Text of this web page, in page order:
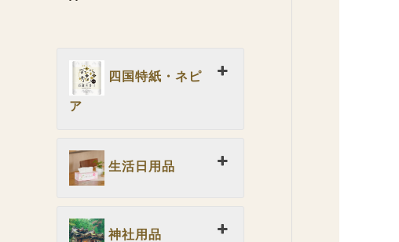
四国特紙・ネピ
ア
生活日用品
神社用品